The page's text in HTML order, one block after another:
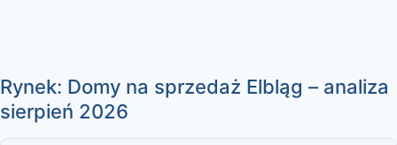
Rynek: Domy na sprzedaż Elbląg – analiza
sierpień 2026